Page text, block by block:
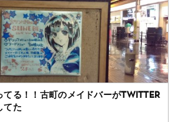
てる！！古町のメイドバーがtwitter
てた